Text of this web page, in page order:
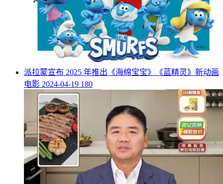
​派拉蒙宣布 2025 年推出《海绵宝宝》《蓝精灵》新动画
电影 2024-04-19 180